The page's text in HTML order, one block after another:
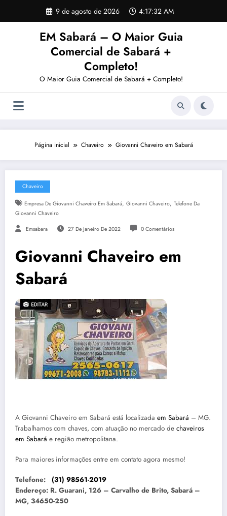
o
9 de agosto de 2026 4:17:33 AM
EM Sabará – O Maior Guia
Comercial de Sabará +
Completo!
O Maior Guia Comercial de Sabará + Completo!
Página inicial Chaveiro Giovanni Chaveiro em Sabará
Chaveiro
Empresa De Giovanni Chaveiro Em Sabará, Giovanni Chaveiro, Telefone Da
Giovanni Chaveiro
Emsabara 27 De Janeiro De 2022 0 Comentários
Giovanni Chaveiro em
Sabará
A Giovanni Chaveiro em Sabará está localizada em Sabará – MG.
Trabalhamos com chaves, com atuação no mercado de chaveiros
em Sabará e região metropolitana.
Para maiores informações entre em contato agora mesmo!
Telefone: (31) 98561-2019
Endereço: R. Guarani, 126 – Carvalho de Brito, Sabará –
MG, 34650-250